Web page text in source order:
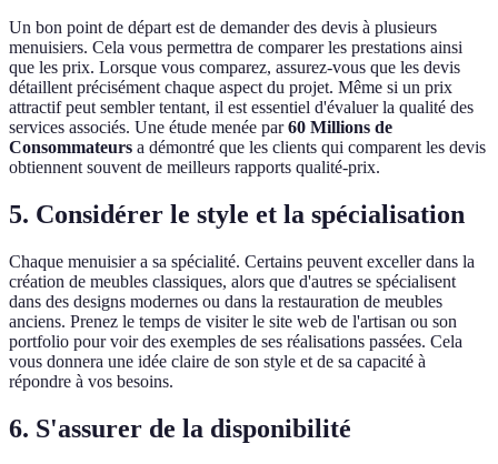
Un bon point de départ est de demander des devis à plusieurs
menuisiers. Cela vous permettra de comparer les prestations ainsi
que les prix. Lorsque vous comparez, assurez-vous que les devis
détaillent précisément chaque aspect du projet. Même si un prix
attractif peut sembler tentant, il est essentiel d'évaluer la qualité des
services associés. Une étude menée par60 Millions de
Consommateurs a démontré que les clients qui comparent les devis
obtiennent souvent de meilleurs rapports qualité-prix.
5. Considérer le style et la spécialisation
Chaque menuisier a sa spécialité. Certains peuvent exceller dans la
création de meubles classiques, alors que d'autres se spécialisent
dans des designs modernes ou dans la restauration de meubles
anciens. Prenez le temps de visiter le site web de l'artisan ou son
portfolio pour voir des exemples de ses réalisations passées. Cela
vous donnera une idée claire de son style et de sa capacité à
répondre à vos besoins.
6. S'assurer de la disponibilité